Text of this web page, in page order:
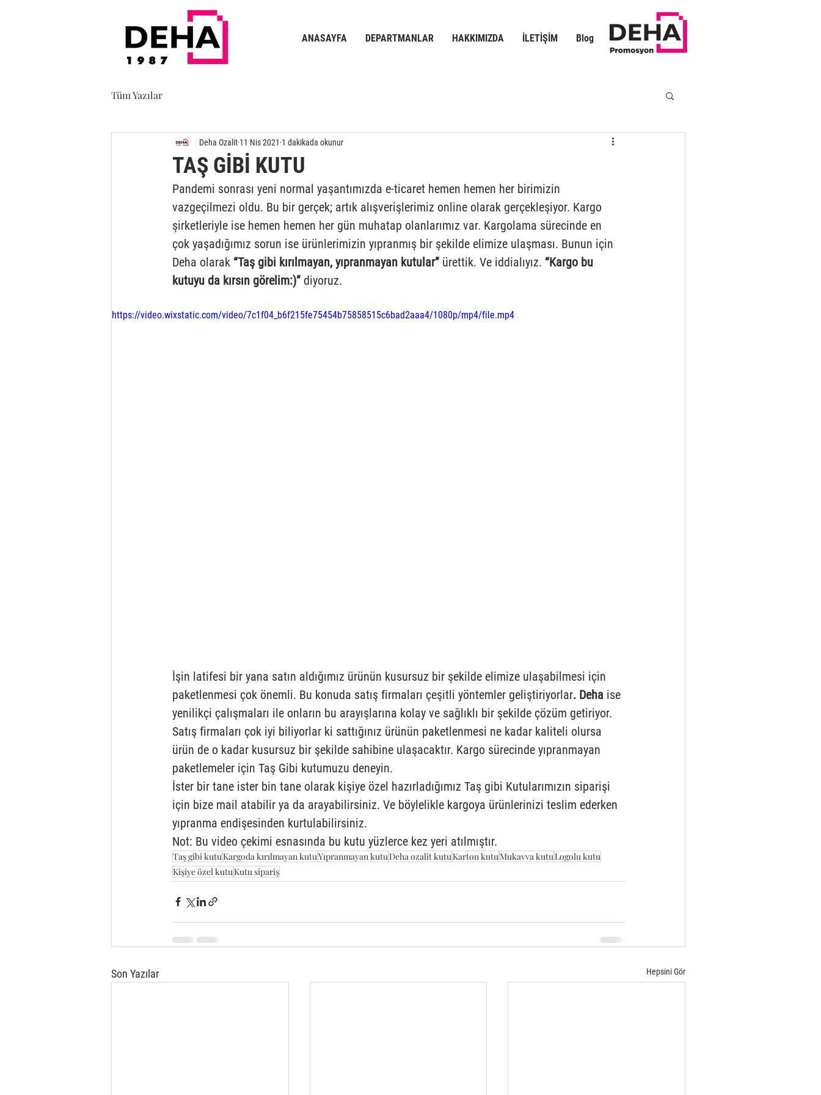
ANASAYFA DEPARTMANLAR HAKKIMIZDA İLETİŞİM Blog
Tüm Yazılar
TAŞ GİBİ KUTU
Deha Ozalit 11 Nis 2021 1 dakikada okunur
Pandemi sonrası yeni normal yaşantımızda e-ticaret hemen hemen her birimizin
vazgeçilmezi oldu. Bu bir gerçek; artık alışverişlerimiz online olarak gerçekleşiyor. Kargo
şirketleriyle ise hemen hemen her gün muhatap olanlarımız var. Kargolama sürecinde en
çok yaşadığımız sorun ise ürünlerimizin yıpranmış bir şekilde elimize ulaşması. Bunun için
Deha olarak “Taş gibi kırılmayan, yıpranmayan kutular” ürettik. Ve iddialıyız. “Kargo bu
kutuyu da kırsın görelim:)” diyoruz.
https://video.wixstatic.com/video/7c1f04_b6f215fe75454b75858515c6bad2aaa4/1080p/mp4/file.mp4
İşin latifesi bir yana satın aldığımız ürünün kusursuz bir şekilde elimize ulaşabilmesi için
paketlenmesi çok önemli. Bu konuda satış firmaları çeşitli yöntemler geliştiriyorlar. Deha ise
yenilikçi çalışmaları ile onların bu arayışlarına kolay ve sağlıklı bir şekilde çözüm getiriyor.
Satış firmaları çok iyi biliyorlar ki sattığınız ürünün paketlenmesi ne kadar kaliteli olursa
ürün de o kadar kusursuz bir şekilde sahibine ulaşacaktır. Kargo sürecinde yıpranmayan
paketlemeler için Taş Gibi kutumuzu deneyin.
İster bir tane ister bin tane olarak kişiye özel hazırladığımız Taş gibi Kutularımızın siparişi
için bize mail atabilir ya da arayabilirsiniz. Ve böylelikle kargoya ürünlerinizi teslim ederken
yıpranma endişesinden kurtulabilirsiniz.
Not: Bu video çekimi esnasında bu kutu yüzlerce kez yeri atılmıştır.
Taş gibi kutuKargoda kırılmayan kutuYıpranmayan kutuDeha ozalit kutuKarton kutuMukavva kutuLogolu kutu
Kişiye özel kutuKutu sipariş
Son Yazılar Hepsini Gör